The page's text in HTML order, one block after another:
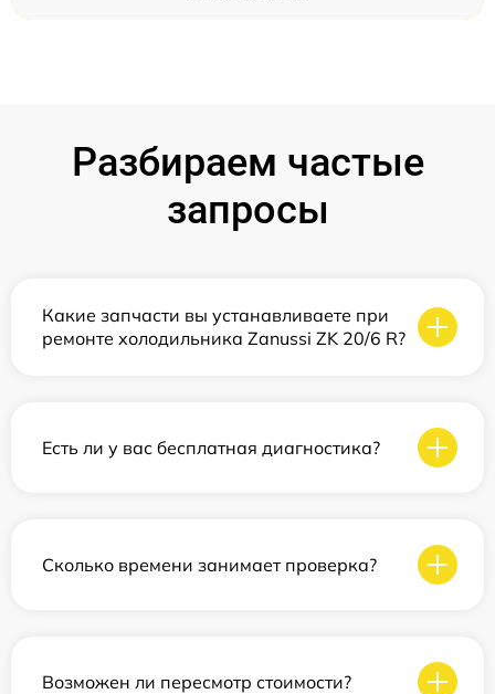
Разбираем частые
запросы
Какие запчасти вы устанавливаете при
ремонте холодильника Zanussi ZK 20/6 R?
Есть ли у вас бесплатная диагностика?
Сколько времени занимает проверка?
Возможен ли пересмотр стоимости?